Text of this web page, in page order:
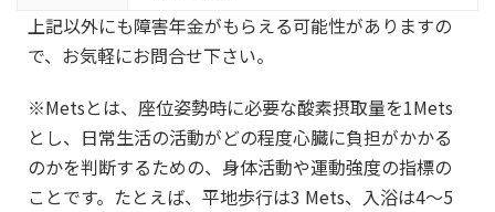
上記以外にも障害年金がもらえる可能性がありますの
で、お気軽にお問合せ下さい。
※Metsとは、座位姿勢時に必要な酸素摂取量を1Mets
とし、日常生活の活動がどの程度心臓に負担がかかる
のかを判断するための、身体活動や運動強度の指標の
ことです。たとえば、平地歩行は3 Mets、入浴は4～5